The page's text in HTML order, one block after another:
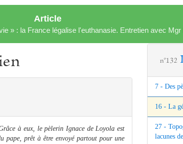
Article
» : la France légalise l'euthanasie. Entretien avec
à eux, le pèlerin Ignace de Loyola est
pape, prêt à être envoyé partout pour une
n°132
7 - Des
16 - La
27 -
lacunes